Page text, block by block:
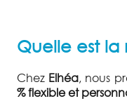
Quelle est la
Chez Elhéa, nous
% flexible et